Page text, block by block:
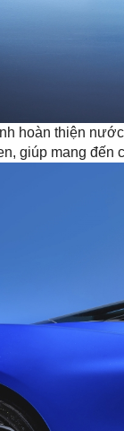
hoàn thiện
giúp mang đến